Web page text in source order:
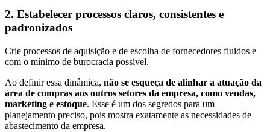
2. Estabelecer processos claros, consistentes e
padronizados
Crie processos de aquisição e de escolha de fornecedores fluidos e
com o mínimo de burocracia possível.
Ao definir essa dinâmica, não se esqueça de alinhar a atuação da
área de compras aos outros setores da empresa, como vendas,
marketing e estoque. Esse é um dos segredos para um
planejamento preciso, pois mostra exatamente as necessidades de
abastecimento da empresa.